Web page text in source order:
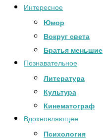
Интересное
Юмор
Вокруг света
Братья меньшие
Познавательное
Литература
Культура
Кинематограф
Вдохновляющее
Психология